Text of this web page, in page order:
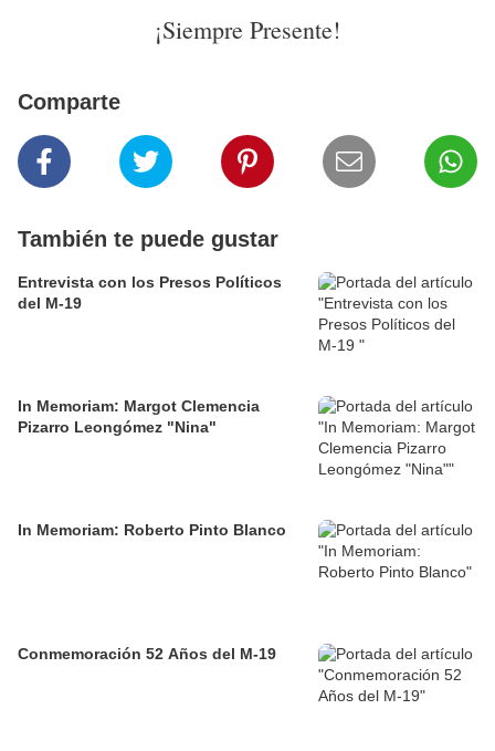
¡Siempre Presente!
Comparte
También te puede gustar
Entrevista con los Presos Políticos
del M-19
In Memoriam: Margot Clemencia
Pizarro Leongómez "Nina"
In Memoriam: Roberto Pinto Blanco
Conmemoración 52 Años del M-19